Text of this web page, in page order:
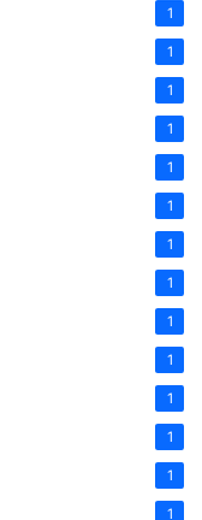
1
1
1
1
1
1
1
1
1
1
1
1
1
1